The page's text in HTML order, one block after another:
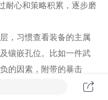
耐心和策略积累，逐步磨
，习惯查看装备的主属
镶嵌孔位。比如一件武
的因素，附带的暴击
果等，将在关键时刻改